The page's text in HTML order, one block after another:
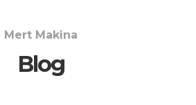
Mert Makina
Blog